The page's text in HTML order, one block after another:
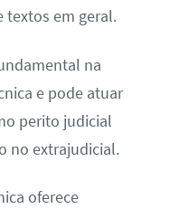
textos em geral.
na
e pode atuar
perito judicial
no extrajudicial.
oferece